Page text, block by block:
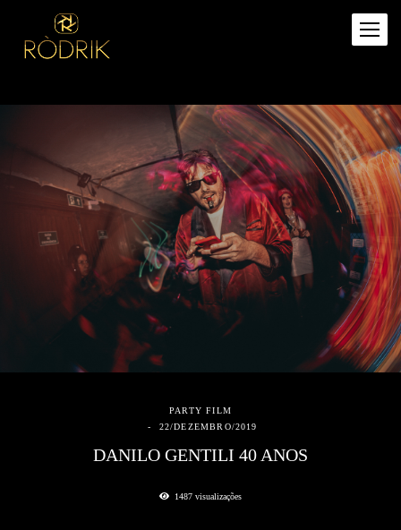
PARTY FILM
22/DEZEMBRO/2019
DANILO GENTILI 40 ANOS
1487 visualizações